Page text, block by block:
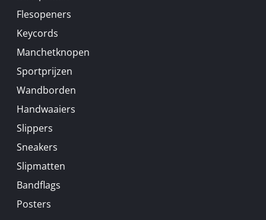
Flesopeners
Keycords
Manchetknopen
Sportprijzen
Wandborden
Handwaaiers
Slippers
Sneakers
Slipmatten
Bandflags
Posters